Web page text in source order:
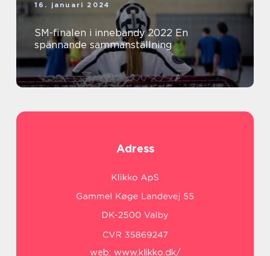
16. januari 2024
SM-finalen i innebandy 2022 En
spännande sammanställning
Adress
web: www.klikko.dk/